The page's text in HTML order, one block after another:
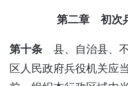
第二章 初次
第十条县、自治县、
区人民政府兵役机关应